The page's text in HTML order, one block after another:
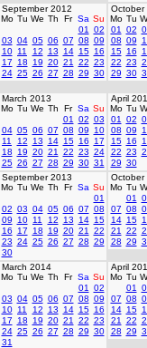
September 2012
Mo Tu We Th Fr Sa Su
01
02
03 04 05 06 07 08 09
10 11 12 13 14 15 16
17
18 19 20 21 22 23
24 25 26 27 28 29 30
October
Mo Tu
01
02
08 09
15 16
22 23
29 30
March 2013
Mo Tu We Th Fr Sa Su
01
02 03
04 05 06 07 08 09
10
11
12 13 14 15 16
17
18
19 20 21 22 23 24
25 26 27 28 29 30 31
April
Mo Tu
01
02
08 09
15 16
22 23
29 30
September 2013
Mo Tu We Th Fr Sa Su
01
02 03 04 05 06 07 08
09
10 11 12 13 14 15
16
17 18 19 20 21
22
23 24 25 26 27 28 29
30
October
Mo Tu
01
07 08
14 15
21
22
28 29
March 2014
Mo Tu We Th Fr Sa Su
01
02
03 04 05 06 07 08 09
10 11 12 13 14 15 16
17
18 19 20 21 22 23
24 25 26 27 28 29 30
31
April
Mo Tu
01
07 08
14 15
21
22
28 29